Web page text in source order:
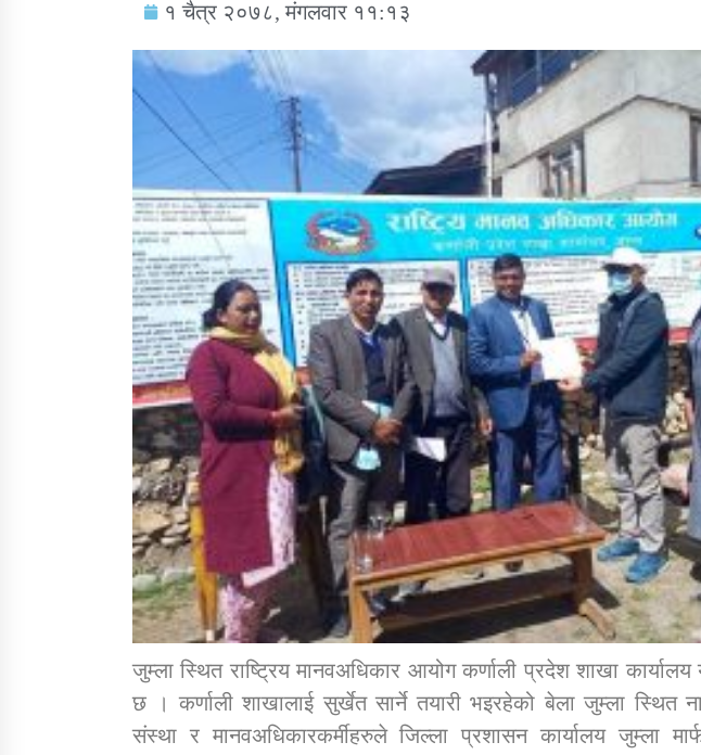
सामाजिक बिकास कार्यालय जुम्लाकाे सुचना
तातोपानी गाउँपालिकाको न्यायिक समिति सम्बन्धी
सन्देश
तातोपानी गाउँपालिका जुम्लाको
लैङ्गिक हिंसा सम्बन्धी सूचना
तातोपानी गाउँपालिका जुम्लाको बालविवाह सन्देश
१ चैत्र २०७८, मंगलवार ११:१३
जुम्ला स्थित राष्ट्रिय मानवअधिकार आयोग कर्णाली प्रदेश शाखा कार्यालय
छ । कर्णाली शाखालाई सुर्खेत सार्ने तयारी भइरहेको बेला जुम्ला स्थित
संस्था र मानवअधिकारकर्मीहरुले जिल्ला प्रशासन कार्यालय जुम्ला